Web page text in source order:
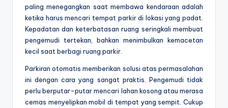
paling menegangkan saat membawa kendaraan adalah
ketika harus mencari tempat parkir di lokasi yang padat.
Kepadatan dan keterbatasan ruang seringkali membuat
pengemudi tertekan, bahkan menimbulkan kemacetan
kecil saat berbagi ruang parkir.
Parkiran otomatis memberikan solusi atas permasalahan
ini dengan cara yang sangat praktis. Pengemudi tidak
perlu berputar-putar mencari lahan kosong atau merasa
cemas menyelipkan mobil di tempat yang sempit. Cukup